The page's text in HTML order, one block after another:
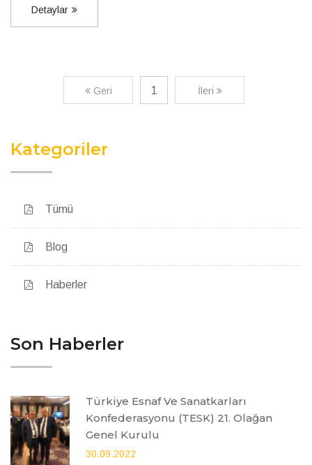
Detaylar
Geri 1 İleri
Kategoriler
Tümü
Blog
Haberler
Son Haberler
Türkiye Esnaf Ve Sanatkarları
Konfederasyonu (TESK) 21. Olağan
Genel Kurulu
30.09.2022